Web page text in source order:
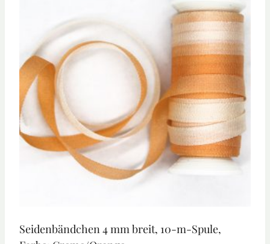
Seidenbändchen 4 mm breit, 10-m-Spule,